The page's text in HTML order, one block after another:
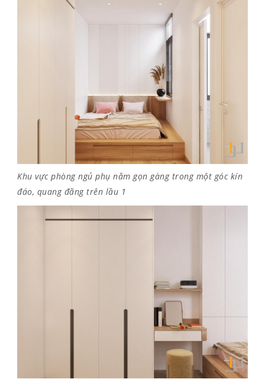
Khu vực phòng ngủ phụ nằm gọn gàng trong một góc kín
đáo, quang đãng trên lầu 1